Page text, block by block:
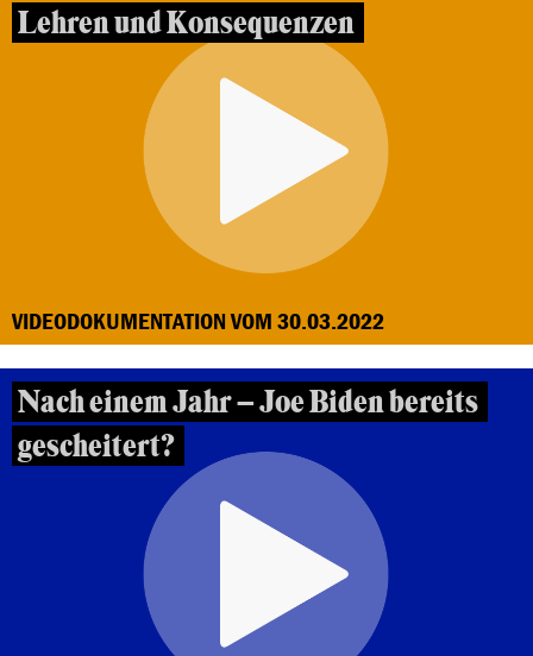
Lehren und Konsequenzen
VIDEODOKUMENTATION VOM 30.03.2022
Nach einem Jahr – Joe Biden bereits
gescheitert?